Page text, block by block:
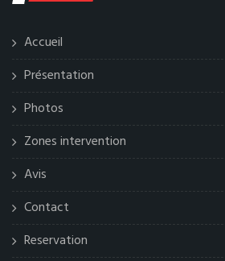
Accueil
Présentation
Photos
Zones intervention
Avis
Contact
Reservation